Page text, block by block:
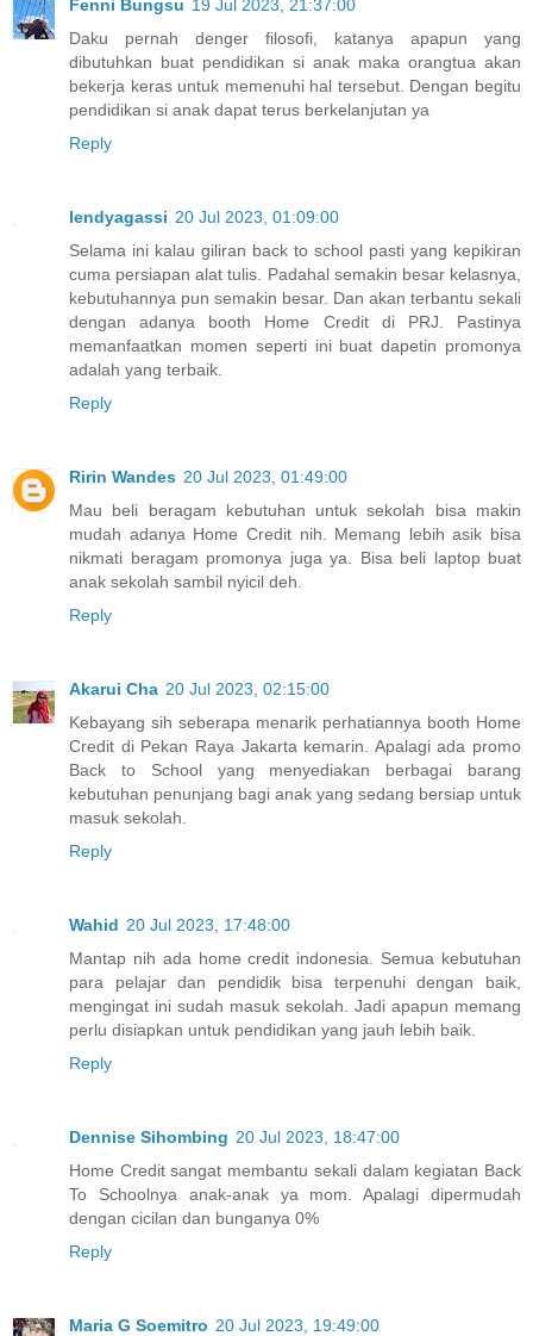
Fenni Bungsu 19 Jul 2023, 21:37:00
Daku pernah denger filosofi, katanya apapun yang
dibutuhkan buat pendidikan si anak maka orangtua akan
bekerja keras untuk memenuhi hal tersebut. Dengan begitu
pendidikan si anak dapat terus berkelanjutan ya
Reply
lendyagassi 20 Jul 2023, 01:09:00
Selama ini kalau giliran back to school pasti yang kepikiran
cuma persiapan alat tulis. Padahal semakin besar kelasnya,
kebutuhannya pun semakin besar. Dan akan terbantu sekali
dengan adanya booth Home Credit di PRJ. Pastinya
memanfaatkan momen seperti ini buat dapetin promonya
adalah yang terbaik.
Reply
Ririn Wandes 20 Jul 2023, 01:49:00
Mau beli beragam kebutuhan untuk sekolah bisa makin
mudah adanya Home Credit nih. Memang lebih asik bisa
nikmati beragam promonya juga ya. Bisa beli laptop buat
anak sekolah sambil nyicil deh.
Reply
Akarui Cha 20 Jul 2023, 02:15:00
Kebayang sih seberapa menarik perhatiannya booth Home
Credit di Pekan Raya Jakarta kemarin. Apalagi ada promo
Back to School yang menyediakan berbagai barang
kebutuhan penunjang bagi anak yang sedang bersiap untuk
masuk sekolah.
Reply
Wahid 20 Jul 2023, 17:48:00
Mantap nih ada home credit indonesia. Semua kebutuhan
para pelajar dan pendidik bisa terpenuhi dengan baik,
mengingat ini sudah masuk sekolah. Jadi apapun memang
perlu disiapkan untuk pendidikan yang jauh lebih baik.
Reply
Dennise Sihombing 20 Jul 2023, 18:47:00
Home Credit sangat membantu sekali dalam kegiatan Back
To Schoolnya anak-anak ya mom. Apalagi dipermudah
dengan cicilan dan bunganya 0%
Reply
Maria G Soemitro 20 Jul 2023, 19:49:00